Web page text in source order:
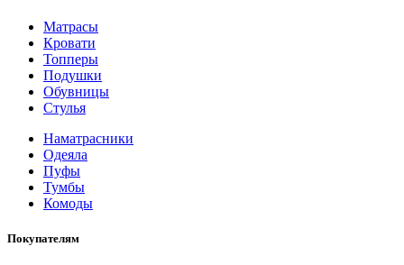
Матрасы
Кровати
Топперы
Подушки
Обувницы
Стулья
Наматрасники
Одеяла
Пуфы
Тумбы
Комоды
Покупателям